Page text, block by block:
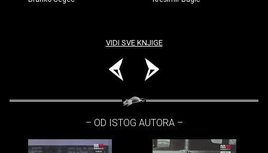
VIDI SVE KNJIGE
– OD ISTOG AUTORA –